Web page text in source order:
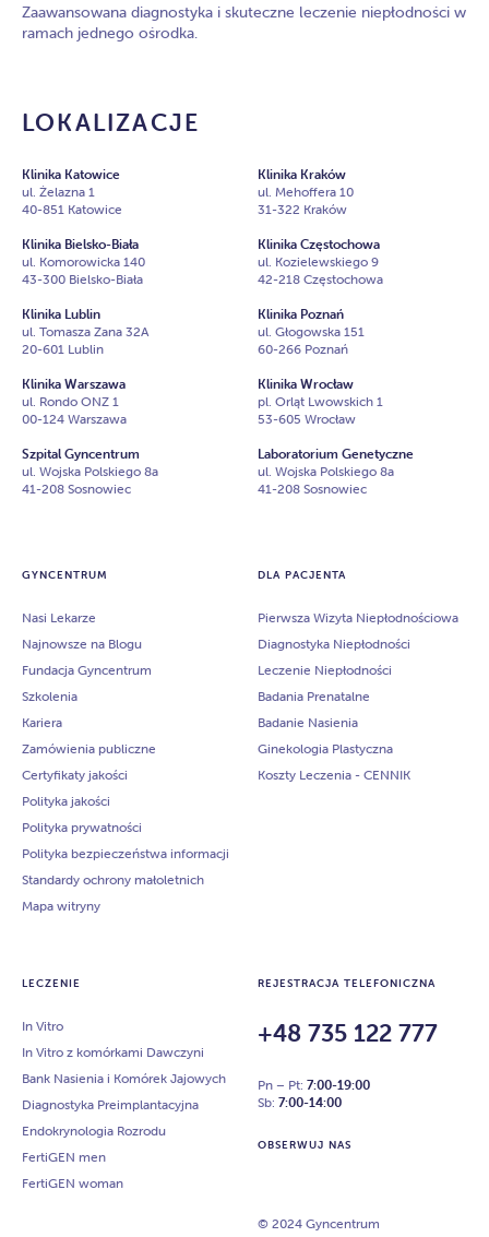
Zaawansowana diagnostyka i skuteczne leczenie niepłodności w
ramach jednego ośrodka.
GYNCENTRUM
Nasi Lekarze
Najnowsze na Blogu
Fundacja Gyncentrum
Szkolenia
Kariera
Zamówienia publiczne
Certyfikaty jakości
Polityka jakości
Polityka prywatności
Polityka bezpieczeństwa informacji
Standardy ochrony małoletnich
Mapa witryny
DLA PACJENTA
Pierwsza Wizyta Niepłodnościowa
Diagnostyka Niepłodności
Leczenie Niepłodności
Badania Prenatalne
Badanie Nasienia
Ginekologia Plastyczna
Koszty Leczenia - CENNIK
LECZENIE
In Vitro
In Vitro z komórkami Dawczyni
Bank Nasienia i Komórek Jajowych
Diagnostyka Preimplantacyjna
Endokrynologia Rozrodu
FertiGEN men
FertiGEN woman
LOKALIZACJE
Klinika Katowice
ul. Żelazna 1
40-851 Katowice
Klinika Kraków
ul. Mehoffera 10
31-322 Kraków
Klinika Bielsko-Biała
ul. Komorowicka 140
43-300 Bielsko-Biała
Klinika Częstochowa
ul. Kozielewskiego 9
42-218 Częstochowa
Klinika Lublin
ul. Tomasza Zana 32A
20-601 Lublin
Klinika Poznań
ul. Głogowska 151
60-266 Poznań
Klinika Warszawa
ul. Rondo ONZ 1
00-124 Warszawa
Klinika Wrocław
pl. Orląt Lwowskich 1
53-605 Wrocław
Szpital Gyncentrum
ul. Wojska Polskiego 8a
41-208 Sosnowiec
Laboratorium Genetyczne
ul. Wojska Polskiego 8a
41-208 Sosnowiec
REJESTRACJA TELEFONICZNA
+48 735 122 777
Pn – Pt: 7:00-19:00
Sb: 7:00-14:00
OBSERWUJ NAS
© 2024 Gyncentrum